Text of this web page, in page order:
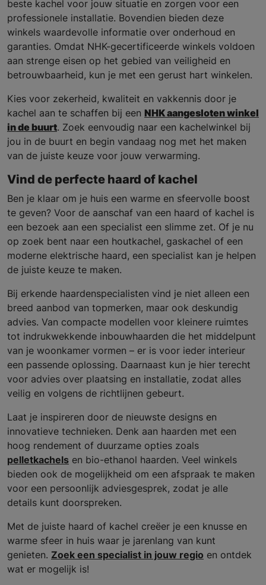
beste kachel voor jouw situatie en zorgen voor een
professionele installatie. Bovendien bieden deze
winkels waardevolle informatie over onderhoud en
garanties. Omdat NHK-gecertificeerde winkels voldoen
aan strenge eisen op het gebied van veiligheid en
betrouwbaarheid, kun je met een gerust hart winkelen.
Kies voor zekerheid, kwaliteit en vakkennis door je
kachel aan te schaffen bij een NHK aangesloten winkel
in de buurt. Zoek eenvoudig naar een kachelwinkel bij
jou in de buurt en begin vandaag nog met het maken
van de juiste keuze voor jouw verwarming.
Vind de perfecte haard of kachel
Ben je klaar om je huis een warme en sfeervolle boost
te geven? Voor de aanschaf van een haard of kachel is
een bezoek aan een specialist een slimme zet. Of je nu
op zoek bent naar een houtkachel, gaskachel of een
moderne elektrische haard, een specialist kan je helpen
de juiste keuze te maken.
Bij erkende haardenspecialisten vind je niet alleen een
breed aanbod van topmerken, maar ook deskundig
advies. Van compacte modellen voor kleinere ruimtes
tot indrukwekkende inbouwhaarden die het middelpunt
van je woonkamer vormen – er is voor ieder interieur
een passende oplossing. Daarnaast kun je hier terecht
voor advies over plaatsing en installatie, zodat alles
veilig en volgens de richtlijnen gebeurt.
Laat je inspireren door de nieuwste designs en
innovatieve technieken. Denk aan haarden met een
hoog rendement of duurzame opties zoals
pelletkachels en bio-ethanol haarden. Veel winkels
bieden ook de mogelijkheid om een afspraak te maken
voor een persoonlijk adviesgesprek, zodat je alle
details kunt doorspreken.
Met de juiste haard of kachel creëer je een knusse en
warme sfeer in huis waar je jarenlang van kunt
genieten. Zoek een specialist in jouw regio en ontdek
wat er mogelijk is!